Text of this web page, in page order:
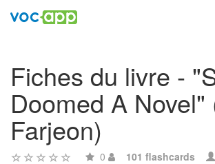
Fiches du livre -
Doomed A Novel"
Farjeon)
0 101 flashcards